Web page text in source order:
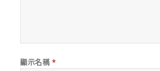
顯示名稱 *